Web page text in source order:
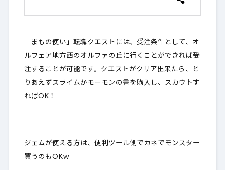
「まもの使い」転職クエストには、受注条件として、オ
ルフェア地方西のオルファの丘に行くことができれば受
注することが可能です。クエストがクリア出来たら、と
りあえずスライムかモーモンの書を購入し、スカウトす
ればOK！
ジェムが使える方は、便利ツール側でカネでモンスター
買うのもOKｗ